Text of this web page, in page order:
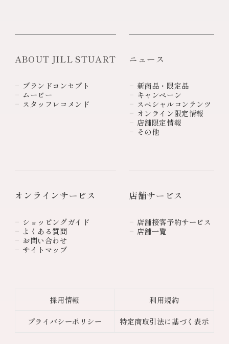
ABOUT JILL STUART
ブランドコンセプト
ムービー
スタッフレコメンド
ニュース
新商品・限定品
キャンペーン
スペシャルコンテンツ
オンライン限定情報
店舗限定情報
その他
オンラインサービス
ショッピングガイド
よくある質問
お問い合わせ
サイトマップ
店舗サービス
店舗接客予約サービス
店舗一覧
採用情報
プライバシーポリシー
利用規約
特定商取引法に基づく表示